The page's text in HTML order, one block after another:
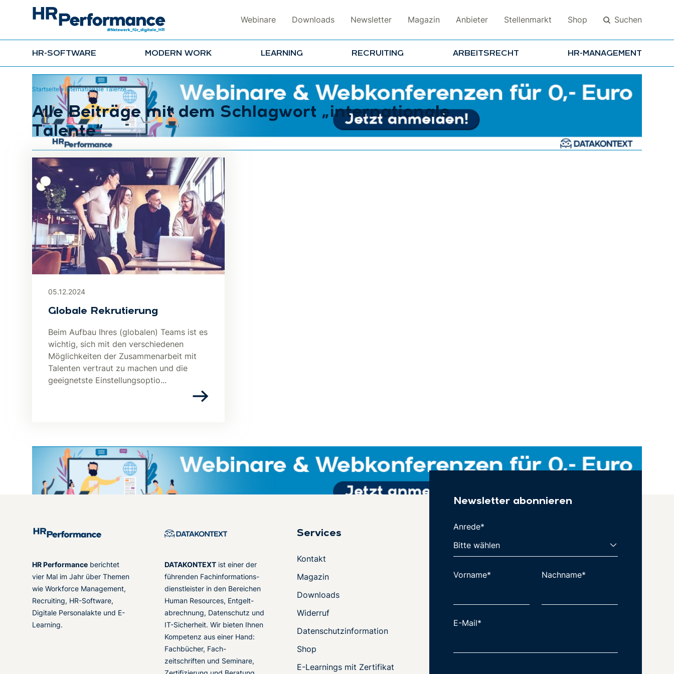
Webinare Downloads Newsletter Magazin Anbieter Stellenmarkt Shop Suchen
HR-SOFTWARE MODERN WORK LEARNING RECRUITING ARBEITSRECHT HR-MANAGEMENT
Suchen
Startseite»internationale Talente
Alle Beiträge mit dem Schlagwort „internationale
Talente“
05.12.2024
Globale Rekrutierung
Beim Aufbau Ihres (globalen) Teams ist es
wichtig, sich mit den verschiedenen
Möglichkeiten der Zusammenarbeit mit
Talenten vertraut zu machen und die
geeignetste Einstellungsoptio...
HR Performance berichtet
vier Mal im Jahr über Themen
wie Workforce Management,
Recruiting, HR-Software,
Digitale Personalakte und E-
Learning.
DATAKONTEXT ist einer der
führenden Fachinformations-
dienstleister in den Bereichen
Human Resources, Entgelt-
abrechnung, Datenschutz und
IT-Sicherheit. Wir bieten Ihnen
Kompetenz aus einer Hand:
Fachbücher, Fach-
zeitschriften und Seminare,
Services
Kontakt
Magazin
Downloads
Widerruf
Datenschutzinformation
Shop
E-Learnings mit Zertifikat
Newsletter abonnieren
Anrede*
Vorname* Nachname*
E-Mail*